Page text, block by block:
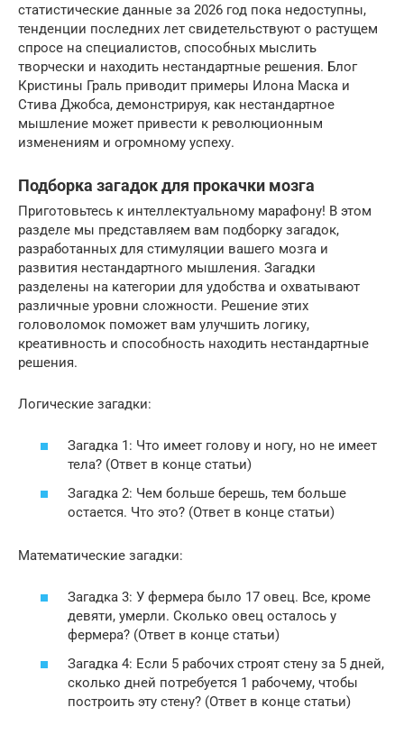
статистические данные за 2026 год пока недоступны,
тенденции последних лет свидетельствуют о растущем
спросе на специалистов, способных мыслить
творчески и находить нестандартные решения. Блог
Кристины Граль приводит примеры Илона Маска и
Стива Джобса, демонстрируя, как нестандартное
мышление может привести к революционным
изменениям и огромному успеху.
Подборка загадок для прокачки мозга
Приготовьтесь к интеллектуальному марафону! В этом
разделе мы представляем вам подборку загадок,
разработанных для стимуляции вашего мозга и
развития нестандартного мышления. Загадки
разделены на категории для удобства и охватывают
различные уровни сложности. Решение этих
головоломок поможет вам улучшить логику,
креативность и способность находить нестандартные
решения.
Логические загадки:
Загадка 1: Что имеет голову и ногу, но не имеет
тела? (Ответ в конце статьи)
Загадка 2: Чем больше берешь, тем больше
остается. Что это? (Ответ в конце статьи)
Математические загадки:
Загадка 3: У фермера было 17 овец. Все, кроме
девяти, умерли. Сколько овец осталось у
фермера? (Ответ в конце статьи)
Загадка 4: Если 5 рабочих строят стену за 5 дней,
сколько дней потребуется 1 рабочему, чтобы
построить эту стену? (Ответ в конце статьи)